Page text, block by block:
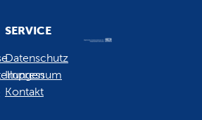
SERVICE
Datenschutz
Impressum
Kontakt